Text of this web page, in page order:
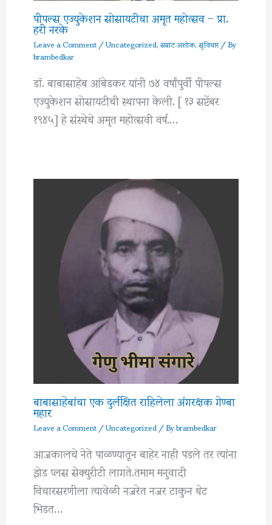
पीपल्स एज्युकेशन सोसायटीचा अमृत महोत्सव – प्रा.
हरी नरके
Leave a Comment/Uncategorized,सम्राट अशोक,सुविचार/ By
brambedkar
डॉ. बाबासाहेब आंबेडकर यांनी ७४ वर्षांपुर्वी पीपल्स
एज्युकेशन सोसायटीची स्थापना केली. [ १३ सप्टेंबर
१९४५] हे संस्थेचे अमृत महोत्सवी वर्ष.…
बाबासाहेबांचा एक दुर्लक्षित राहिलेला अंगरक्षक गेण्बा
महार
Leave a Comment/Uncategorized/ Bybrambedkar
आजकालचे नेते पाळण्यातून बाहेर नाही पडले तर त्यांना
झेड प्लस सेक्युरीटी लागते.तमाम मनुवादी
विचारसरणीला त्यावेळी नजरेत नजर टाकुन थेट
भिडत…